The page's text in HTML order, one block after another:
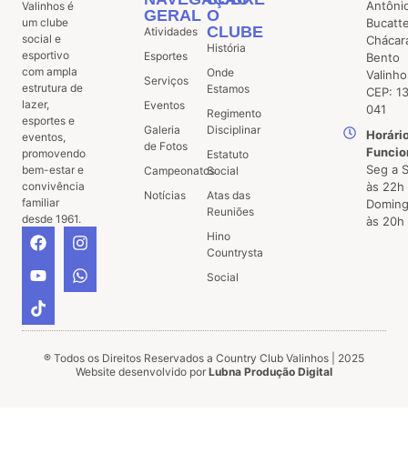
Valinhos é
um clube
social e
esportivo
com ampla
estrutura de
lazer,
esportes e
eventos,
promovendo
bem-estar e
convivência
familiar
desde 1961.
GERAL
Atividades
Esportes
Serviços
Eventos
Galeria
de Fotos
Campeonatos
Notícias
O
CLUBE
História
Onde
Estamos
Regimento
Disciplinar
Estatuto
Social
Atas das
Reuniões
Hino
Countrysta
Social
Bento
CEP:
041
Seg a
às 22h
às 20h
® Todos os Direitos Reservados a Country Club Valinhos | 2025
Website desenvolvido por Lubna Produção Digital